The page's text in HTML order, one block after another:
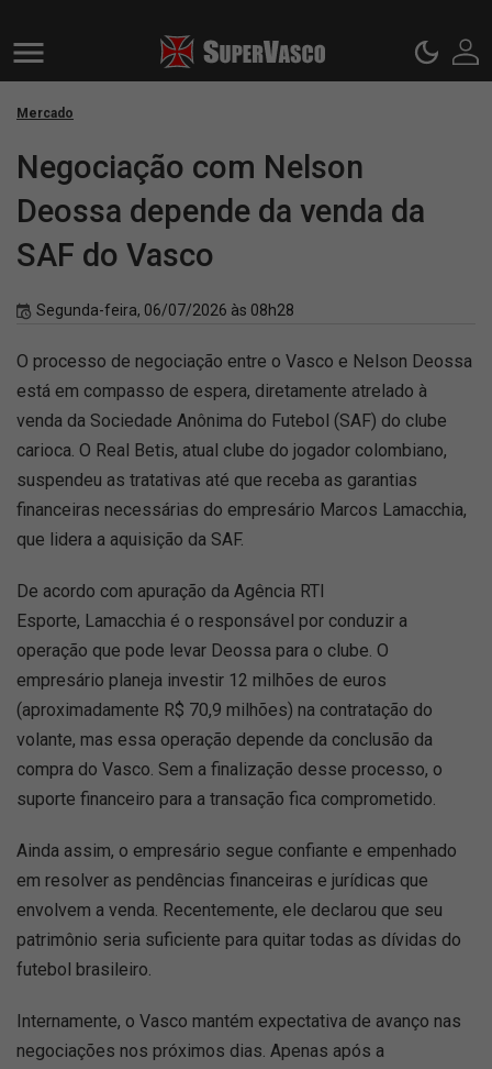
Mercado
Negociação com Nelson
Deossa depende da venda da
SAF do Vasco
Segunda-feira, 06/07/2026 às 08h28
O processo de negociação entre o Vasco e Nelson Deossa
está em compasso de espera, diretamente atrelado à
venda da Sociedade Anônima do Futebol (SAF) do clube
carioca. O Real Betis, atual clube do jogador colombiano,
suspendeu as tratativas até que receba as garantias
financeiras necessárias do empresário Marcos Lamacchia,
que lidera a aquisição da SAF.
De acordo com apuração da Agência RTI
Esporte, Lamacchia é o responsável por conduzir a
operação que pode levar Deossa para o clube. O
empresário planeja investir 12 milhões de euros
(aproximadamente R$ 70,9 milhões) na contratação do
volante, mas essa operação depende da conclusão da
compra do Vasco. Sem a finalização desse processo, o
suporte financeiro para a transação fica comprometido.
Ainda assim, o empresário segue confiante e empenhado
em resolver as pendências financeiras e jurídicas que
envolvem a venda. Recentemente, ele declarou que seu
patrimônio seria suficiente para quitar todas as dívidas do
futebol brasileiro.
Internamente, o Vasco mantém expectativa de avanço nas
negociações nos próximos dias. Apenas após a